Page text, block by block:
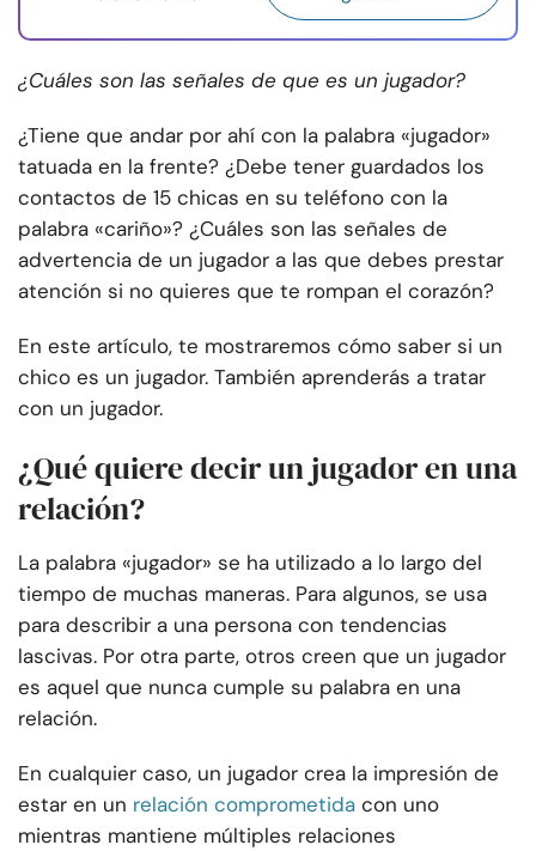
¿Cuáles son las señales de que es un jugador?
¿Tiene que andar por ahí con la palabra «jugador»
tatuada en la frente? ¿Debe tener guardados los
contactos de 15 chicas en su teléfono con la
palabra «cariño»? ¿Cuáles son las señales de
advertencia de un jugador a las que debes prestar
atención si no quieres que te rompan el corazón?
En este artículo, te mostraremos cómo saber si un
chico es un jugador. También aprenderás a tratar
con un jugador.
¿Qué quiere decir un jugador en una
relación?
La palabra «jugador» se ha utilizado a lo largo del
tiempo de muchas maneras. Para algunos, se usa
para describir a una persona con tendencias
lascivas. Por otra parte, otros creen que un jugador
es aquel que nunca cumple su palabra en una
relación.
En cualquier caso, un jugador crea la impresión de
estar en un relación comprometida con uno
mientras mantiene múltiples relaciones